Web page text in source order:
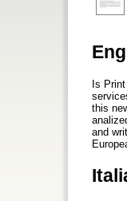
Is
this
and